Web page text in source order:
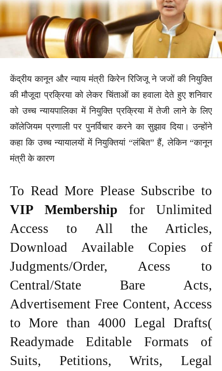
केंद्रीय कानून और न्याय मंत्री किरेन रिजिजू ने जजों की नियुक्ति
की मौजूदा प्रक्रिया को लेकर चिंताओं का हवाला देते हुए शनिवार
को उच्च न्यायपालिका में नियुक्ति प्रक्रिया में तेजी लाने के लिए
कॉलेजियम प्रणाली पर पुनर्विचार करने का सुझाव दिया। उन्होंने
कहा कि उच्च न्यायालयों में नियुक्तियां “लंबित” हैं, लेकिन “कानून
मंत्री के कारण
To Read More Please Subscribe to
VIP Membership for Unlimited
Access to All the Articles,
Download Available Copies of
Judgments/Order, Acess to
Central/State Bare Acts,
Advertisement Free Content, Access
to More than 4000 Legal Drafts(
Readymade Editable Formats of
Suits, Petitions, Writs, Legal